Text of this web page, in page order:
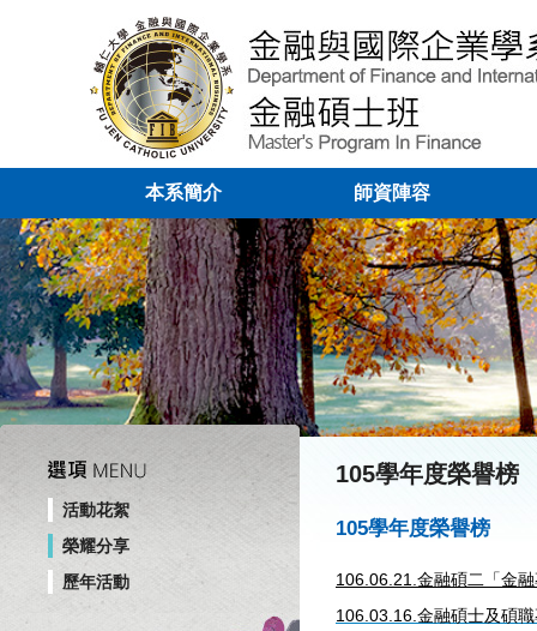
本系簡介 師資陣容
活動花絮
榮耀分享
歷年活動
105學年度榮譽榜
105學年度榮譽榜
106.06.21.金融碩二「金
106.03.16.金融碩士及碩